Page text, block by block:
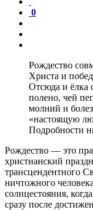
0
Рождество
Христа и
Отсюда и ёлка
полено, чей
молний и
«настоящую
Подробности
Рождество — это
христианский
трансцендентного
ничтожного
солнцестояния,
сразу после